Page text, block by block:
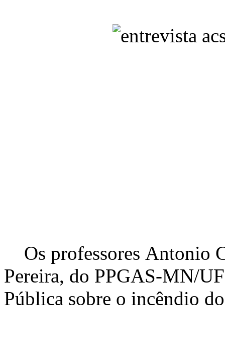
Os professores Antonio
Pereira, do PPGAS-MN/
Pública sobre o incêndio